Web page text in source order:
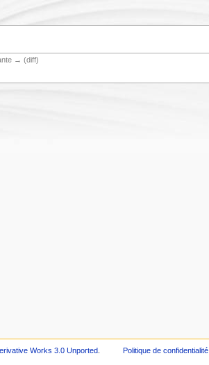
→ (diff)
Works 3.0 Unported. Politique de confidentialité